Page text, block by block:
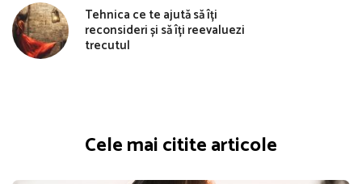
Tehnica ce te ajută să îți
reconsideri și să îți reevaluezi
trecutul
Cele mai citite articole